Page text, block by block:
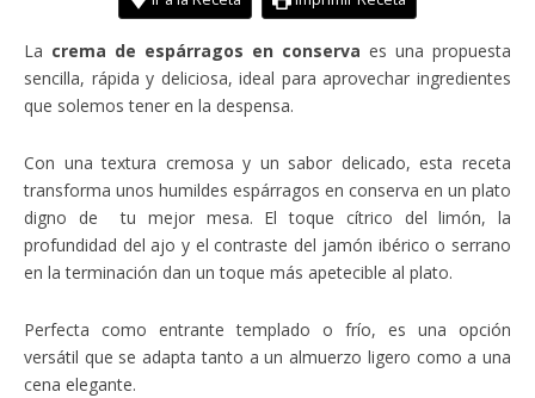
La crema de espárragos en conserva es una propuesta
sencilla, rápida y deliciosa, ideal para aprovechar ingredientes
que solemos tener en la despensa.
Con una textura cremosa y un sabor delicado, esta receta
transforma unos humildes espárragos en conserva en un plato
digno de tu mejor mesa. El toque cítrico del limón, la
profundidad del ajo y el contraste del jamón ibérico o serrano
en la terminación dan un toque más apetecible al plato.
Perfecta como entrante templado o frío, es una opción
versátil que se adapta tanto a un almuerzo ligero como a una
cena elegante.